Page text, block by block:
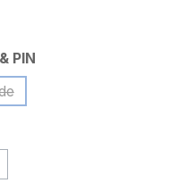
verfügbar.)
ist zurzeit nicht verfügbar.)
PINauswählen
ist zurzeit nicht
nicht verfügbar.)
Option ist zurzeit nicht